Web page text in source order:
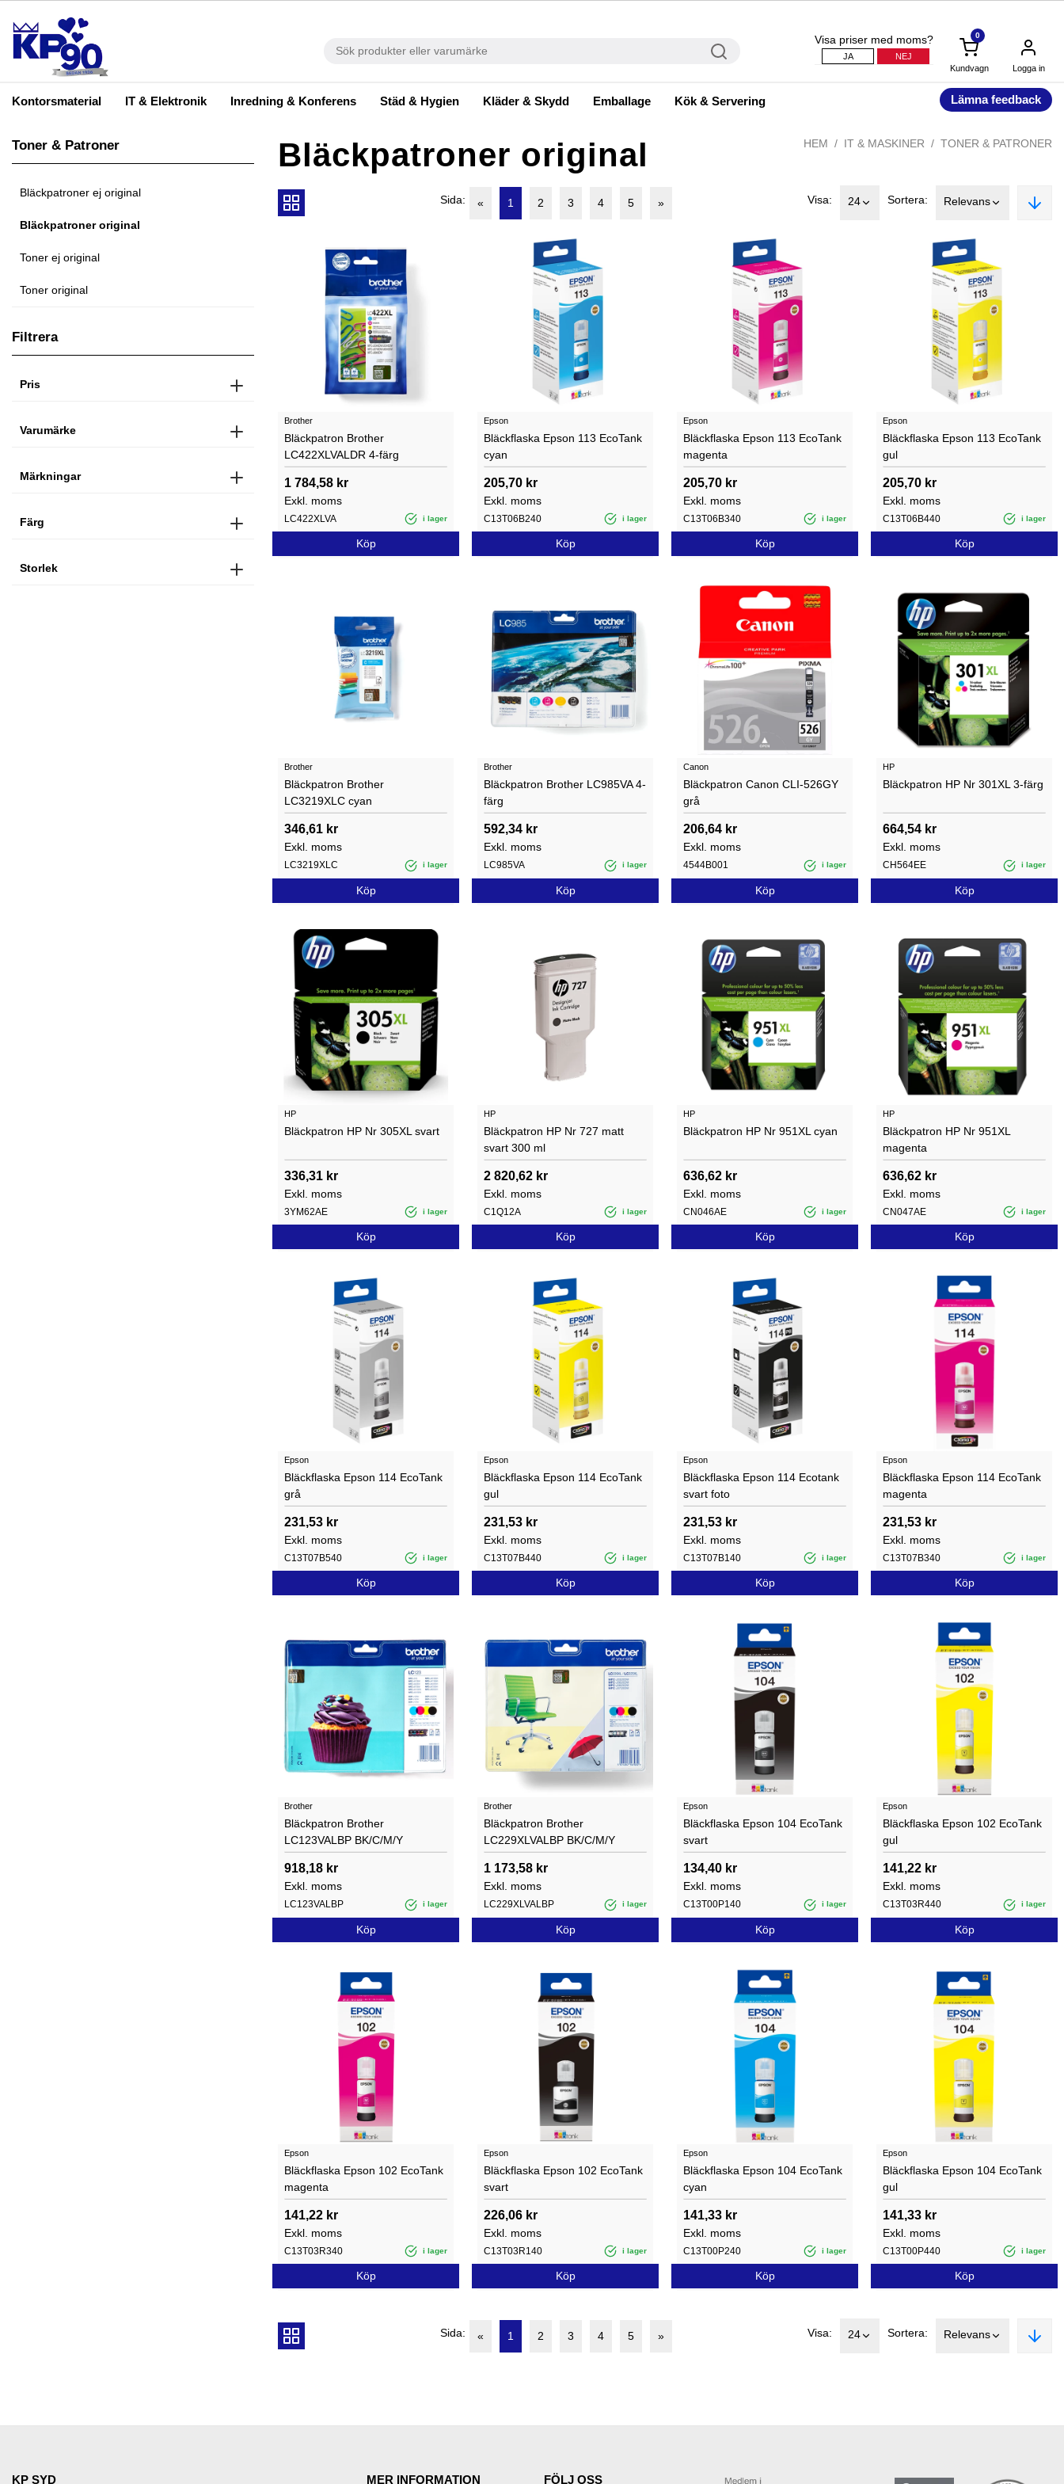
Visa priser med moms?
JA NEJ
0
Kundvagn Logga in
Kontorsmaterial IT & Elektronik Inredning & Konferens Städ & Hygien Kläder & Skydd Emballage Kök & Servering Lämna feedback
Toner & Patroner
Bläckpatroner ej original
Bläckpatroner original
Toner ej original
Toner original
Filtrera
Pris
Varumärke
Märkningar
Färg
Storlek
HEM IT & MASKINER TONER & PATRONER
Bläckpatroner original
Sida: « 1 2 3 4 5 » Visa: 24 Sortera: Relevans
Brother
Bläckpatron Brother
LC422XLVALDR 4-färg
1 784,58 kr
Exkl. moms
LC422XLVA i lager
Köp
Epson
Bläckflaska Epson 113 EcoTank
cyan
205,70 kr
Exkl. moms
C13T06B240 i lager
Köp
Epson
Bläckflaska Epson 113 EcoTank
magenta
205,70 kr
Exkl. moms
C13T06B340 i lager
Köp
Epson
Bläckflaska Epson 113 EcoTank
gul
205,70 kr
Exkl. moms
C13T06B440 i lager
Köp
Brother
Bläckpatron Brother
LC3219XLC cyan
346,61 kr
Exkl. moms
LC3219XLC i lager
Köp
Brother
Bläckpatron Brother LC985VA 4-
färg
592,34 kr
Exkl. moms
LC985VA i lager
Köp
Canon
Bläckpatron Canon CLI-526GY
grå
206,64 kr
Exkl. moms
4544B001 i lager
Köp
HP
Bläckpatron HP Nr 301XL 3-färg
664,54 kr
Exkl. moms
CH564EE i lager
Köp
HP
Bläckpatron HP Nr 305XL svart
336,31 kr
Exkl. moms
3YM62AE i lager
Köp
HP
Bläckpatron HP Nr 727 matt
svart 300 ml
2 820,62 kr
Exkl. moms
C1Q12A i lager
Köp
HP
Bläckpatron HP Nr 951XL cyan
636,62 kr
Exkl. moms
CN046AE i lager
Köp
HP
Bläckpatron HP Nr 951XL
magenta
636,62 kr
Exkl. moms
CN047AE i lager
Köp
Epson
Bläckflaska Epson 114 EcoTank
grå
231,53 kr
Exkl. moms
C13T07B540 i lager
Köp
Epson
Bläckflaska Epson 114 EcoTank
gul
231,53 kr
Exkl. moms
C13T07B440 i lager
Köp
Epson
Bläckflaska Epson 114 Ecotank
svart foto
231,53 kr
Exkl. moms
C13T07B140 i lager
Köp
Epson
Bläckflaska Epson 114 EcoTank
magenta
231,53 kr
Exkl. moms
C13T07B340 i lager
Köp
Brother
Bläckpatron Brother
LC123VALBP BK/C/M/Y
918,18 kr
Exkl. moms
LC123VALBP i lager
Köp
Brother
Bläckpatron Brother
LC229XLVALBP BK/C/M/Y
1 173,58 kr
Exkl. moms
LC229XLVALBP i lager
Köp
Epson
Bläckflaska Epson 104 EcoTank
svart
134,40 kr
Exkl. moms
C13T00P140 i lager
Köp
Epson
Bläckflaska Epson 102 EcoTank
gul
141,22 kr
Exkl. moms
C13T03R440 i lager
Köp
Epson
Bläckflaska Epson 102 EcoTank
magenta
141,22 kr
Exkl. moms
C13T03R340 i lager
Köp
Epson
Bläckflaska Epson 102 EcoTank
svart
226,06 kr
Exkl. moms
C13T03R140 i lager
Köp
Epson
Bläckflaska Epson 104 EcoTank
cyan
141,33 kr
Exkl. moms
C13T00P240 i lager
Köp
Epson
Bläckflaska Epson 104 EcoTank
gul
141,33 kr
Exkl. moms
C13T00P440 i lager
Köp
Sida: « 1 2 3 4 5 » Visa: 24 Sortera: Relevans
KP SYD MER INFORMATION FÖLJ OSS